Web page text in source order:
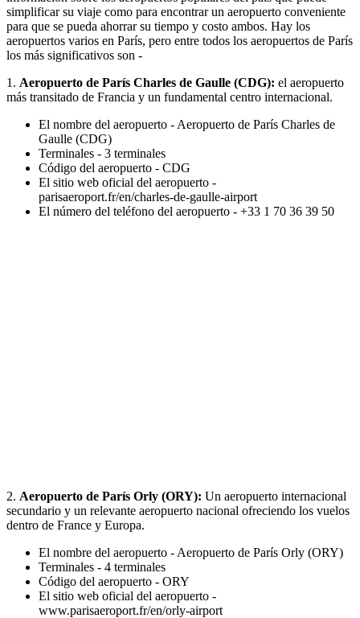
simplificar su viaje como para encontrar un aeropuerto conveniente
para que se pueda ahorrar su tiempo y costo ambos. Hay los
aeropuertos varios en París, pero entre todos los aeropuertos de París
los más significativos son -
1. Aeropuerto de París Charles de Gaulle (CDG): el aeropuerto
más transitado de Francia y un fundamental centro internacional.
El nombre del aeropuerto - Aeropuerto de París Charles de
Gaulle (CDG)
Terminales - 3 terminales
Código del aeropuerto - CDG
El sitio web oficial del aeropuerto -
parisaeroport.fr/en/charles-de-gaulle-airport
El número del teléfono del aeropuerto - +33 1 70 36 39 50
2. Aeropuerto de París Orly (ORY): Un aeropuerto internacional
secundario y un relevante aeropuerto nacional ofreciendo los vuelos
dentro de France y Europa.
El nombre del aeropuerto - Aeropuerto de París Orly (ORY)
Terminales - 4 terminales
Código del aeropuerto - ORY
El sitio web oficial del aeropuerto -
www.parisaeroport.fr/en/orly-airport